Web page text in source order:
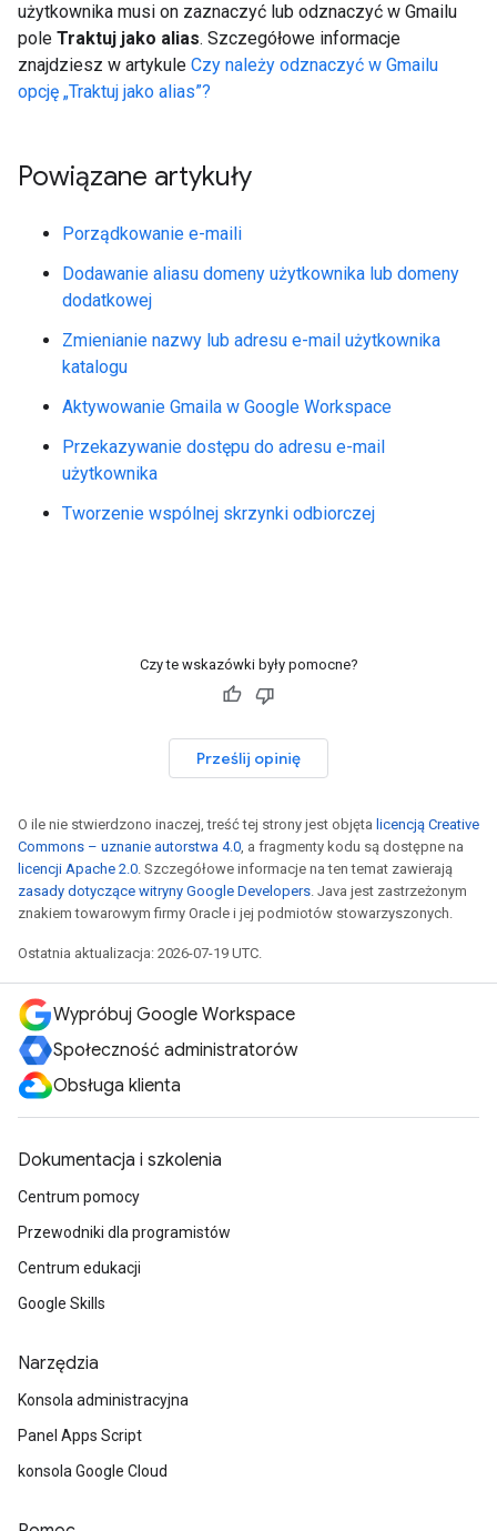
użytkownika musi on zaznaczyć lub odznaczyć w Gmailu
pole Traktuj jako alias. Szczegółowe informacje
znajdziesz w artykule Czy należy odznaczyć w Gmailu
opcję „Traktuj jako alias”?
Powiązane artykuły
Porządkowanie e-maili
Dodawanie aliasu domeny użytkownika lub domeny
dodatkowej
Zmienianie nazwy lub adresu e-mail użytkownika
katalogu
Aktywowanie Gmaila w Google Workspace
Przekazywanie dostępu do adresu e-mail
użytkownika
Tworzenie wspólnej skrzynki odbiorczej
Czy te wskazówki były pomocne?
Prześlij opinię
O ile nie stwierdzono inaczej, treść tej strony jest objęta licencją Creative
Commons – uznanie autorstwa 4.0, a fragmenty kodu są dostępne na
licencji Apache 2.0. Szczegółowe informacje na ten temat zawierają
zasady dotyczące witryny Google Developers. Java jest zastrzeżonym
znakiem towarowym firmy Oracle i jej podmiotów stowarzyszonych.
Ostatnia aktualizacja: 2026-07-19 UTC.
Wypróbuj Google Workspace
Społeczność administratorów
Obsługa klienta
Dokumentacja i szkolenia
Centrum pomocy
Przewodniki dla programistów
Centrum edukacji
Google Skills
Narzędzia
Konsola administracyjna
Panel Apps Script
konsola Google Cloud